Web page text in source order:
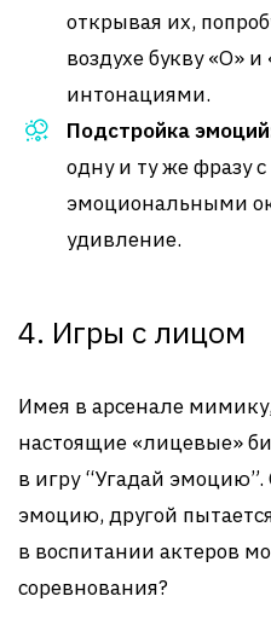
открывая их,
воздухе букву «О»
интонациями.
Подстройка
одну и ту же фразу
эмоциональными
удивление.
4. Игры с лицом
Имея в арсенале
настоящие «лицевые»
в игру “Угадай
эмоцию, другой
в воспитании актеров
соревнования?